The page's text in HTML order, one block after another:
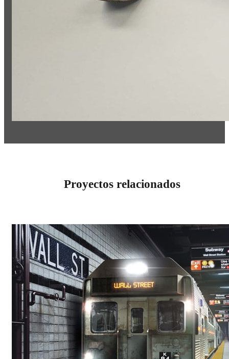
Proyectos relacionados